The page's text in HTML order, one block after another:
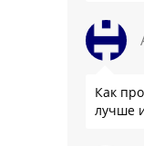
(т. е.
…
Как
лучше